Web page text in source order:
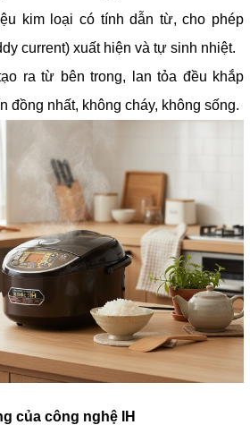
kim loại có tính dẫn từ, cho phép
current) xuất hiện và tự sinh nhiệt.
ra từ bên trong, lan tỏa đều khắp
đồng nhất, không cháy, không sống.
của công nghệ IH